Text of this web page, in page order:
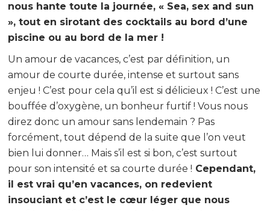
nous hante toute la journée, « Sea, sex and sun
», tout en sirotant des cocktails au bord d’une
piscine ou au bord de la mer !
Un amour de vacances, c’est par définition, un
amour de courte durée, intense et surtout sans
enjeu ! C’est pour cela qu’il est si délicieux ! C’est une
bouffée d’oxygène, un bonheur furtif ! Vous nous
direz donc un amour sans lendemain ? Pas
forcément, tout dépend de la suite que l’on veut
bien lui donner… Mais s’il est si bon, c’est surtout
pour son intensité et sa courte durée ! Cependant,
il est vrai qu’en vacances, on redevient
insouciant et c’est le cœur léger que nous